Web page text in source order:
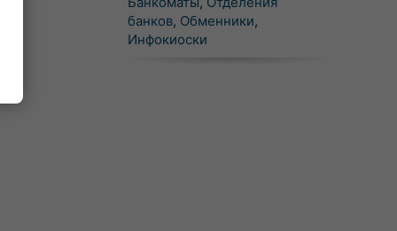
банков, Обменники,
Инфокиоски